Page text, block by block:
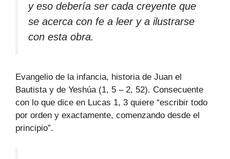
y eso debería ser cada creyente que
se acerca con fe a leer y a ilustrarse
con esta obra.
Evangelio de la infancia, historia de Juan el
Bautista y de Yeshúa (1, 5 – 2, 52). Consecuente
con lo que dice en Lucas 1, 3 quiere “escribir todo
por orden y exactamente, comenzando desde el
principio”.